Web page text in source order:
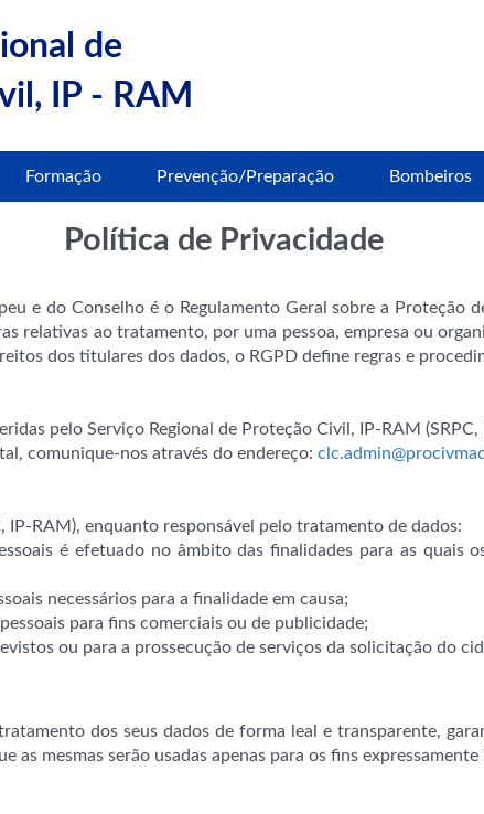
de
IP - RAM
Formação Prevenção/Preparação Bombeiros
Política de Privacidade
e do Conselho é o Regulamento Geral sobre a Proteção
relativas ao tratamento, por uma pessoa, empresa ou
dos titulares dos dados, o RGPD define regras e
pelo Serviço Regional de Proteção Civil, IP-RAM (SRPC,
comunique-nos através do endereço:
IP-RAM), enquanto responsável pelo tratamento de dados:
é efetuado no âmbito das finalidades para as quais
necessários para a finalidade em causa;
para fins comerciais ou de publicidade;
ou para a prossecução de serviços da solicitação do
dos seus dados de forma leal e transparente,
as mesmas serão usadas apenas para os fins